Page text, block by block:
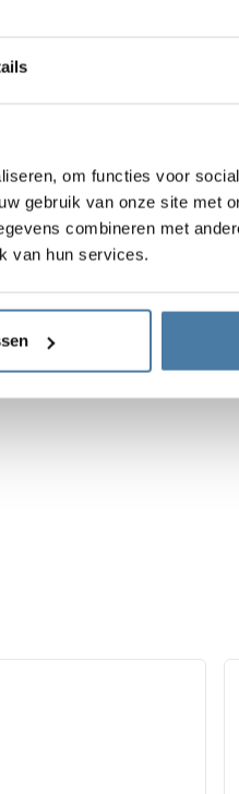
om functies voor
gebruik van onze site met
combineren met
van hun services.